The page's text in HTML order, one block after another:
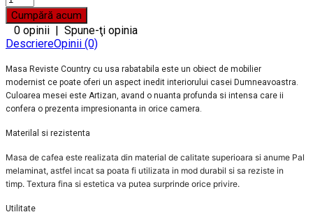
0 opinii | Spune-ţi opinia
DescriereOpinii (0)
Masa Reviste Country cu usa rabatabila este un obiect de mobilier
modernist ce poate oferi un aspect inedit interiorului casei Dumneavoastra.
Culoarea mesei este Artizan, avand o nuanta profunda si intensa care ii
confera o prezenta impresionanta in orice camera.
Materilal si rezistenta
Masa de cafea este realizata din material de calitate superioara si anume Pal
melaminat, astfel incat sa poata fi utilizata in mod durabil si sa reziste in
timp. Textura fina si estetica va putea surprinde orice privire.
Utilitate